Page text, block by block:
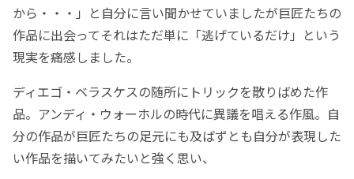
から・・・」と自分に言い聞かせていましたが巨匠たちの
作品に出会ってそれはただ単に「逃げているだけ」という
現実を痛感しました。
ディエゴ・ベラスケスの随所にトリックを散りばめた作
品。アンディ・ウォーホルの時代に異議を唱える作風。自
分の作品が巨匠たちの足元にも及ばずとも自分が表現した
い作品を描いてみたいと強く思い、